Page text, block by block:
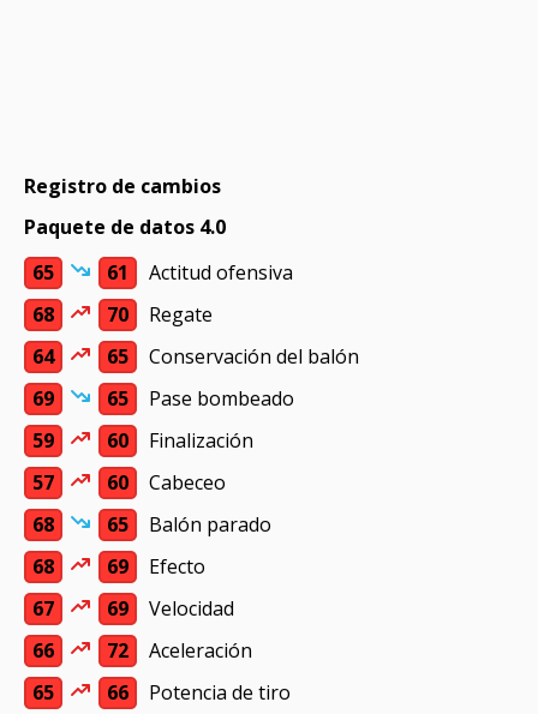
Registro de cambios
Paquete de datos 4.0
65
61
Actitud ofensiva
68
70
Regate
64
65
Conservación del balón
69
65
Pase bombeado
59
60
Finalización
57
60
Cabeceo
68
65
Balón parado
68
69
Efecto
67
69
Velocidad
66
72
Aceleración
65
66
Potencia de tiro